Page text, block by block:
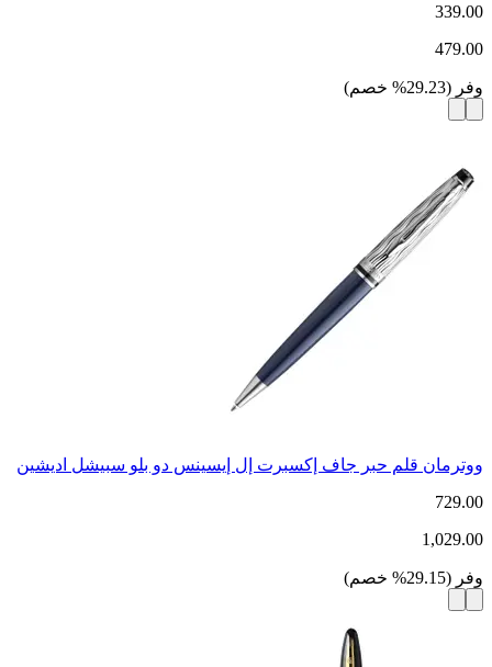
339.00
479.00
وفر (
29.23
% خصم)
ووترمان قلم حبر جاف إكسبرت إل إيسينس دو بلو سبيشل اديشين
729.00
1,029.00
وفر (
29.15
% خصم)